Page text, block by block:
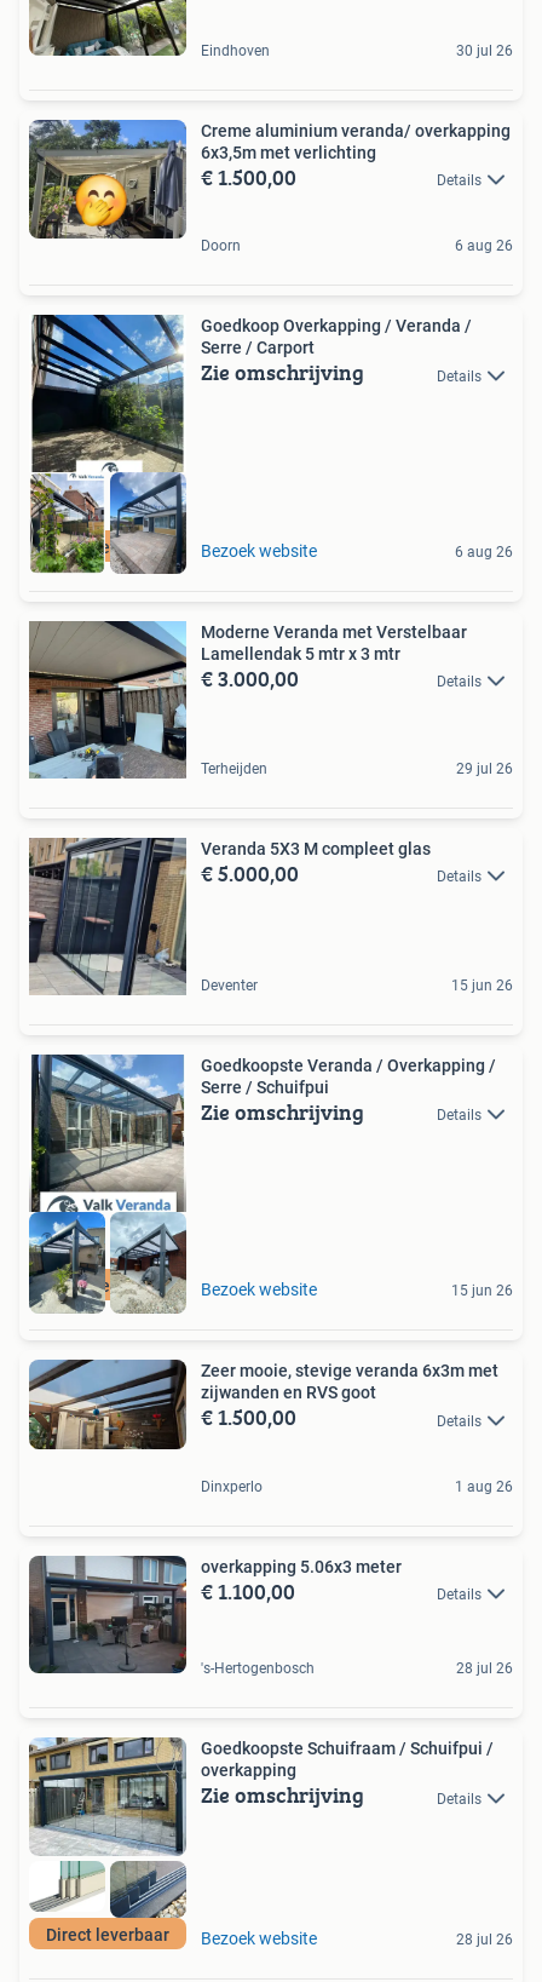
Eindhoven 30 jul 26
Creme aluminium veranda/ overkapping
6x3,5m met verlichting
€ 1.500,00 Details
Doorn 6 aug 26
Direct leverbaar
Goedkoop Overkapping / Veranda /
Serre / Carport
Zie omschrijving Details
Bezoek website 6 aug 26
Moderne Veranda met Verstelbaar
Lamellendak 5 mtr x 3 mtr
€ 3.000,00 Details
Terheijden 29 jul 26
Veranda 5X3 M compleet glas
€ 5.000,00 Details
Deventer 15 jun 26
Direct leverbaar
Goedkoopste Veranda / Overkapping /
Serre / Schuifpui
Zie omschrijving Details
Bezoek website 15 jun 26
Zeer mooie, stevige veranda 6x3m met
zijwanden en RVS goot
€ 1.500,00 Details
Dinxperlo 1 aug 26
overkapping 5.06x3 meter
€ 1.100,00 Details
's-Hertogenbosch 28 jul 26
Direct leverbaar
Goedkoopste Schuifraam / Schuifpui /
overkapping
Zie omschrijving Details
Bezoek website 28 jul 26